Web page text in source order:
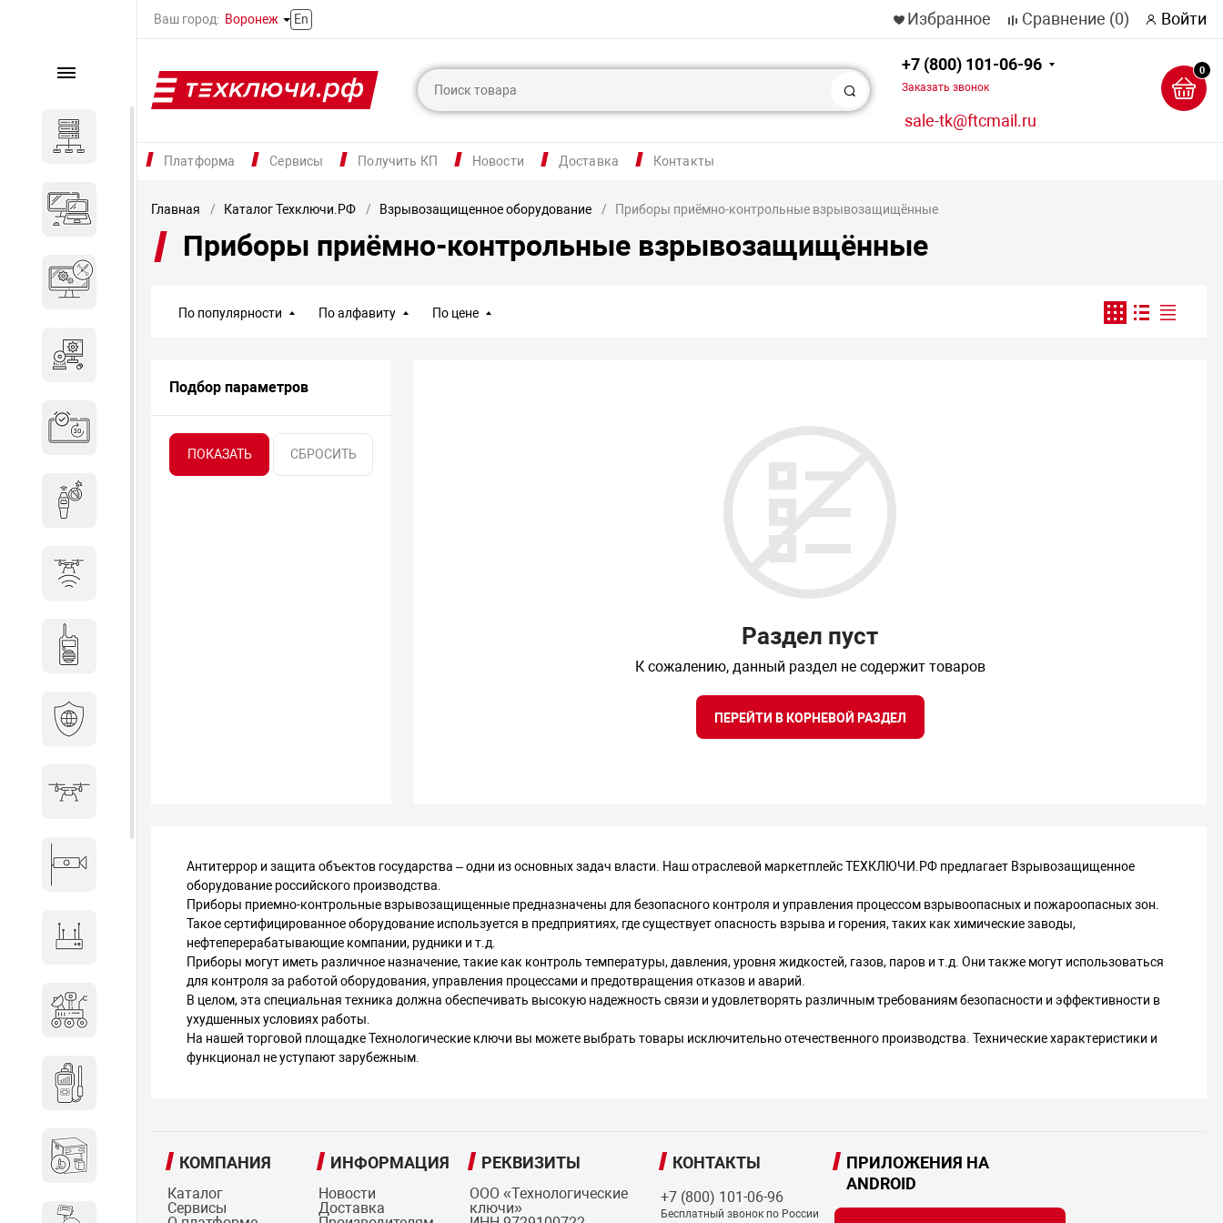
Ваш город: Воронеж En Избранное Сравнение (0) Войти
Поиск
+7 (800) 101-06-96
Заказать звонок
sale-tk@ftcmail.ru
0
Платформа Сервисы Получить КП Новости Доставка Контакты
Каталог
Компьютеры и ноутбуки
Комплектующие для
Система бронирования
переговорных
Видеонаблюдение
Сетевое оборудование
Антитеррористическое
оборудование
спектрометры
Главная Каталог Техключи.РФ Взрывозащищенное оборудование Приборы приёмно-контрольные взрывозащищённые
Приборы приёмно-контрольные взрывозащищённые
По популярности По алфавиту По цене
Подбор параметров
Раздел пуст
К сожалению, данный раздел не содержит товаров
ПЕРЕЙТИ В КОРНЕВОЙ РАЗДЕЛ
Антитеррор и защита объектов государства – одни из основных задач власти. Наш отраслевой маркетплейс ТЕХКЛЮЧИ.РФ предлагает Взрывозащищенное
оборудование российского производства.
Приборы приемно-контрольные взрывозащищенные предназначены для безопасного контроля и управления процессом взрывоопасных и пожароопасных зон.
Такое сертифицированное оборудование используется в предприятиях, где существует опасность взрыва и горения, таких как химические заводы,
нефтеперерабатывающие компании, рудники и т.д.
Приборы могут иметь различное назначение, такие как контроль температуры, давления, уровня жидкостей, газов, паров и т.д. Они также могут использоваться
для контроля за работой оборудования, управления процессами и предотвращения отказов и аварий.
В целом, эта специальная техника должна обеспечивать высокую надежность связи и удовлетворять различным требованиям безопасности и эффективности в
ухудшенных условиях работы.
На нашей торговой площадке Технологические ключи вы можете выбрать товары исключительно отечественного производства. Технические характеристики и
функционал не уступают зарубежным.
КОМПАНИЯ
Каталог
Сервисы
ИНФОРМАЦИЯ
Новости
Доставка
РЕКВИЗИТЫ
ООО «Технологические
ключи»
КОНТАКТЫ
+7 (800) 101-06-96
Бесплатный звонок по России
ПРИЛОЖЕНИЯ НА
ANDROID